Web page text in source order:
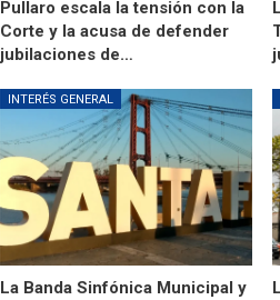
Pullaro escala la tensión con la
Corte y la acusa de defender
jubilaciones de…
INTERÉS GENERAL
La Banda Sinfónica Municipal y